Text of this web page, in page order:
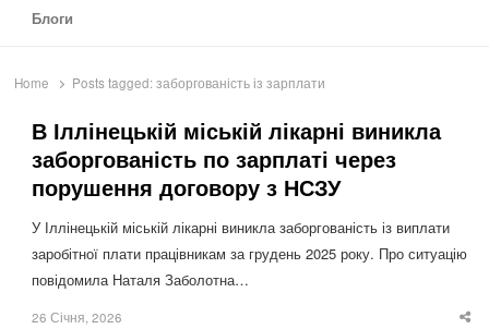
Блоги
Home Posts tagged:заборгованість із зарплати
В Іллінецькій міській лікарні виникла
заборгованість по зарплаті через
порушення договору з НСЗУ
У Іллінецькій міській лікарні виникла заборгованість із виплати
заробітної плати працівникам за грудень 2025 року. Про ситуацію
повідомила Наталя Заболотна…
26 Січня, 2026